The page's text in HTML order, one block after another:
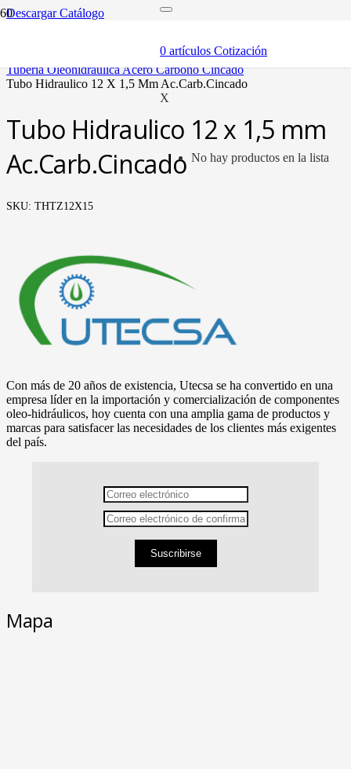
0 artículos Cotización
X
No hay productos en la lista
Descargar Catálogo
tubería oleohidráulica acero carbono cincado
tubo hidraulico 12 x 1,5 mm ac.carb.cincado
Tubo Hidraulico 12 x 1,5 mm
Ac.Carb.Cincado
SKU: THTZ12X15
Con más de 20 años de existencia, Utecsa se ha convertido en una
empresa líder en la importación y comercialización de componentes
oleo-hidráulicos, hoy cuenta con una amplia gama de productos y
marcas para satisfacer las necesidades de los clientes más exigentes
del país.
Suscribirse
Mapa